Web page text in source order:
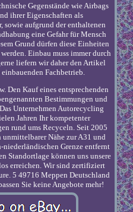
Gegenstände wie Airbags
ihrer Eigenschaften als
sowie aufgrund der enthaltenen
eine Gefahr für Mensch
Grund dürfen diese Einheiten
Einbau muss immer durch
liefern wir daher den Artikel
Fachbetrieb.
Den Kauf eines entsprechenden
Bestimmungen und
Unternehmen Autorecycling
Jahren Ihr kompetenter
rund ums Recyceln. Seit 2005
Nähe zur A31 und
Grenze entfernt
Standortlage können uns unsere
erreichen. Wir sind zertifiziert
5 49716 Meppen Deutschland
Sie keine Angebote mehr!